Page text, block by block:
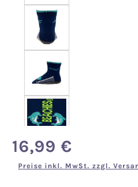
Regulärer Preis:
16,99 €
Preise inkl. MwSt. zzgl.